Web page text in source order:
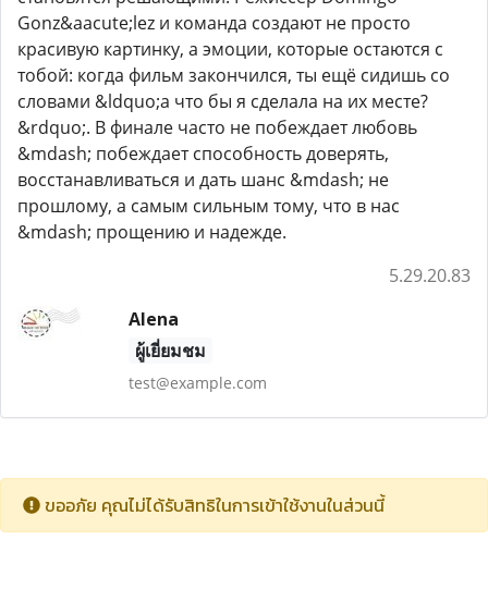
Gonz&aacute;lez и команда создают не просто
красивую картинку, а эмоции, которые остаются с
тобой: когда фильм закончился, ты ещё сидишь со
словами &ldquo;а что бы я сделала на их месте?
&rdquo;. В финале часто не побеждает любовь
&mdash; побеждает способность доверять,
восстанавливаться и дать шанс &mdash; не
прошлому, а самым сильным тому, что в нас
&mdash; прощению и надежде.
5.29.20.83
Alena
ผู้เยี่ยมชม
test@example.com
ขออภัย คุณไม่ได้รับสิทธิในการเข้าใช้งานในส่วนนี้